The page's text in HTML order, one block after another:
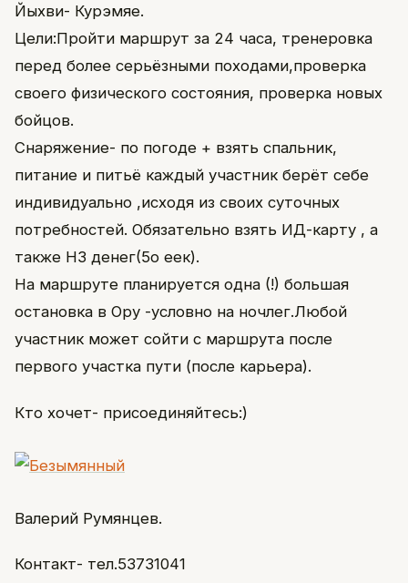
Йыхви- Курэмяе.
Цели:Пройти маршрут за 24 часа, тренеровка
перед более серьёзными походами,проверка
своего физического состояния, проверка новых
бойцов.
Снаряжение- по погоде + взять спальник,
питание и питьё каждый участник берёт себе
индивидуально ,исходя из своих суточных
потребностей. Обязательно взять ИД-карту , а
также НЗ денег(5о еек).
На маршруте планируется одна (!) большая
остановка в Ору -условно на ночлег.Любой
участник может сойти с маршрута после
первого участка пути (после карьера).
Кто хочет- присоединяйтесь:)
Валерий Румянцев.
Контакт- тел.53731041